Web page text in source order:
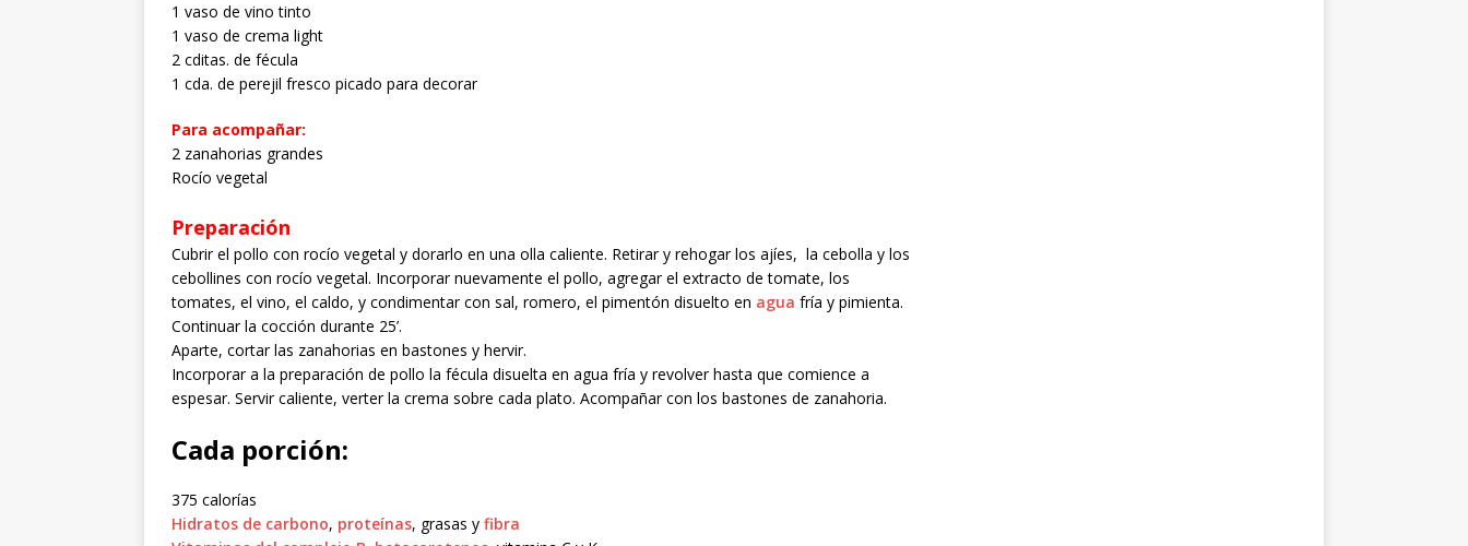
1 vaso de vino tinto
1 vaso de crema light
2 cditas. de fécula
1 cda. de perejil fresco picado para decorar
Para acompañar:
2 zanahorias grandes
Rocío vegetal
Preparación
Cubrir el pollo con rocío vegetal y dorarlo en una olla caliente. Retirar y rehogar los ajíes, la cebolla y los
cebollines con rocío vegetal. Incorporar nuevamente el pollo, agregar el extracto de tomate, los
tomates, el vino, el caldo, y condimentar con sal, romero, el pimentón disuelto en agua fría y pimienta.
Continuar la cocción durante 25’.
Aparte, cortar las zanahorias en bastones y hervir.
Incorporar a la preparación de pollo la fécula disuelta en agua fría y revolver hasta que comience a
espesar. Servir caliente, verter la crema sobre cada plato. Acompañar con los bastones de zanahoria.
Cada porción:
375 calorías
Hidratos de carbono, proteínas, grasas y fibra